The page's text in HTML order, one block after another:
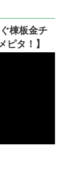
棟板金チ
ピタ！】